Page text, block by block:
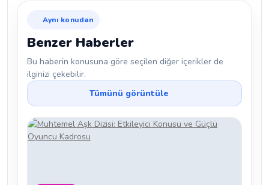
Aynı konudan
Benzer Haberler
Bu haberin konusuna göre seçilen diğer içerikler de
ilginizi çekebilir.
Tümünü görüntüle